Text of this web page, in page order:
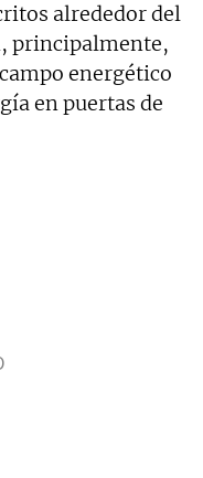
alrededor del
principalmente,
energético
en puertas de